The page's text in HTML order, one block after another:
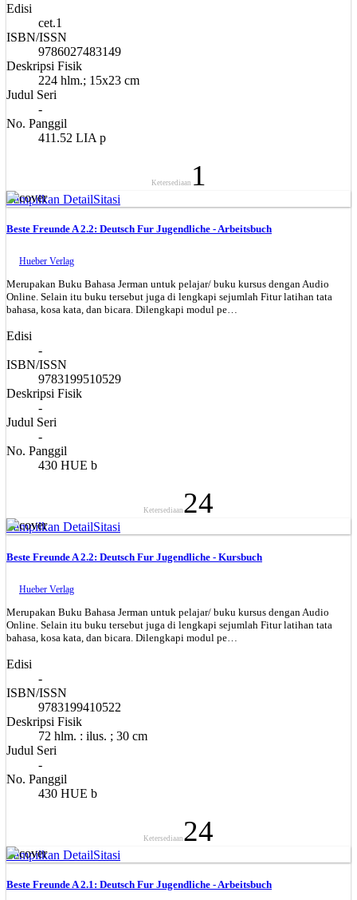
Edisi
cet.1
ISBN/ISSN
9786027483149
Deskripsi Fisik
224 hlm.; 15x23 cm
Judul Seri
-
No. Panggil
411.52 LIA p
Ketersediaan 1
Tampilkan DetailSitasi
Beste Freunde A 2.2: Deutsch Fur Jugendliche - Arbeitsbuch
Hueber Verlag
Merupakan Buku Bahasa Jerman untuk pelajar/ buku kursus dengan Audio
Online. Selain itu buku tersebut juga di lengkapi sejumlah Fitur latihan tata
bahasa, kosa kata, dan bicara. Dilengkapi modul pe…
Edisi
-
ISBN/ISSN
9783199510529
Deskripsi Fisik
-
Judul Seri
-
No. Panggil
430 HUE b
Ketersediaan 24
Tampilkan DetailSitasi
Beste Freunde A 2.2: Deutsch Fur Jugendliche - Kursbuch
Hueber Verlag
Merupakan Buku Bahasa Jerman untuk pelajar/ buku kursus dengan Audio
Online. Selain itu buku tersebut juga di lengkapi sejumlah Fitur latihan tata
bahasa, kosa kata, dan bicara. Dilengkapi modul pe…
Edisi
-
ISBN/ISSN
9783199410522
Deskripsi Fisik
72 hlm. : ilus. ; 30 cm
Judul Seri
-
No. Panggil
430 HUE b
Ketersediaan 24
Tampilkan DetailSitasi
Beste Freunde A 2.1: Deutsch Fur Jugendliche - Arbeitsbuch